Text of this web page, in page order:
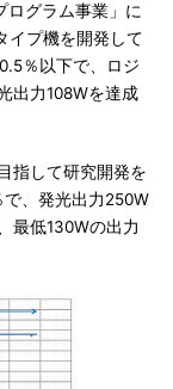
ログラム事業」に
イプ機を開発して
％以下で、ロジ
出力108Wを達成
指して研究開発を
、発光出力250W
最低130Wの出力